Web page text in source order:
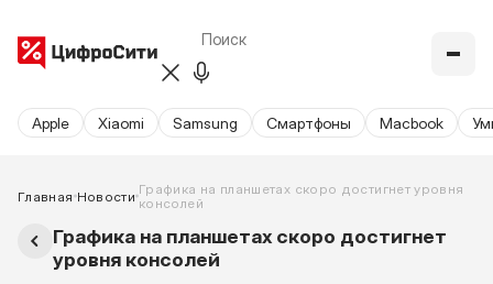
Apple Xiaomi Samsung Cмартфоны Macbook
Главная Новости Графика на планшетах скоро достигнет уровня
консолей
Графика на планшетах скоро достигнет
уровня консолей